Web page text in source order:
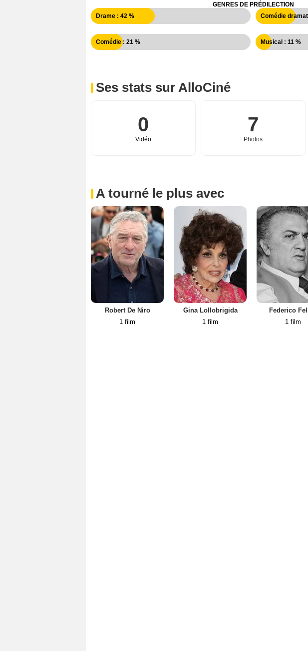
GENRES DE PRÉDILECTION
Drame : 42 %
Comédie
Comédie : 21 % Musical : 11 %
Ses stats sur AlloCiné
0
Vidéo
7
Photos
A tourné le plus avec
Robert De Niro
1 film
Gina Lollobrigida
1 film
Federico
1 film